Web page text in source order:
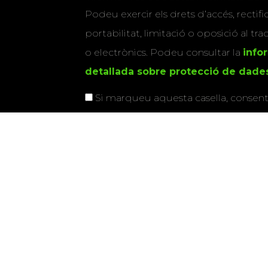
Podeu exercir els drets d’accés,
portabilitat, limitació o oposició al
o electrònics. Podeu consultar la
detallada sobre protecció de
Si marqueu aquesta casella,